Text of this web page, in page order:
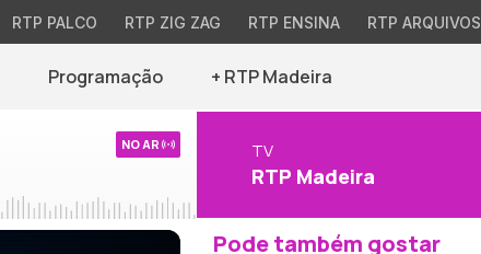
RTP PALCO RTP ZIG ZAG RTP ENSINA RTP ARQUIVOS
Programação + RTP Madeira
NO AR TV
RTP Madeira
Pode também gostar